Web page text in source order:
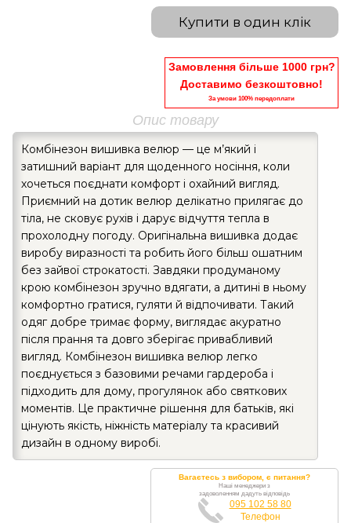
Купити в один клік
Замовлення більше 1000 грн?
Доставимо безкоштовно!
За умови 100% передоплати
Опис товару
Комбінезон вишивка велюр — це м’який і
затишний варіант для щоденного носіння, коли
хочеться поєднати комфорт і охайний вигляд.
Приємний на дотик велюр делікатно прилягає до
тіла, не сковує рухів і дарує відчуття тепла в
прохолодну погоду. Оригінальна вишивка додає
виробу виразності та робить його більш ошатним
без зайвої строкатості. Завдяки продуманому
крою комбінезон зручно вдягати, а дитині в ньому
комфортно гратися, гуляти й відпочивати. Такий
одяг добре тримає форму, виглядає акуратно
після прання та довго зберігає привабливий
вигляд. Комбінезон вишивка велюр легко
поєднується з базовими речами гардероба і
підходить для дому, прогулянок або святкових
моментів. Це практичне рішення для батьків, які
цінують якість, ніжність матеріалу та красивий
дизайн в одному виробі.
Вагаєтесь з вибором, є питання?
Наші менеджери з
задоволенням дадуть відповідь
095 102 58 80
Телефон